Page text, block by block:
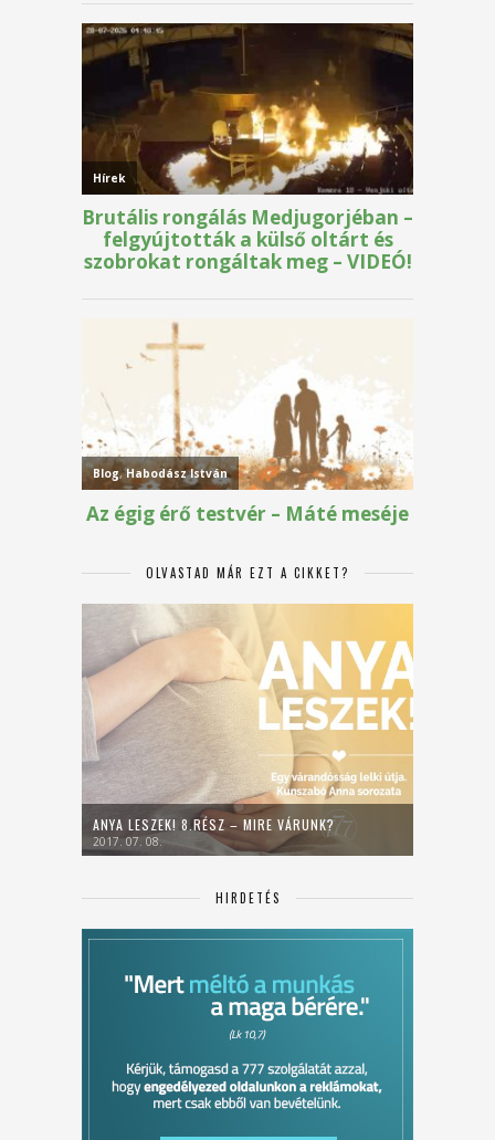
OLVASTAD MÁR EZT A CIKKET?
ANYA LESZEK! 8.RÉSZ – MIRE VÁRUNK?
2017. 07. 08.
HIRDETÉS